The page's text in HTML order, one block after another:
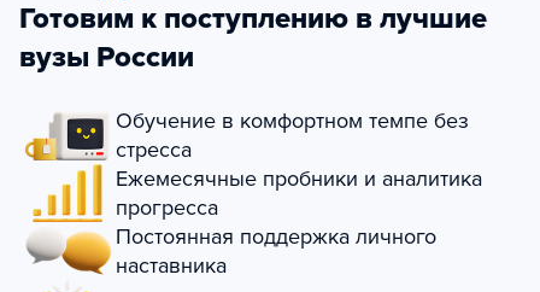
Готовим к поступлению в лучшие
вузы России
Обучение в комфортном темпе без
стресса
Ежемесячные пробники и аналитика
прогресса
Постоянная поддержка личного
наставника